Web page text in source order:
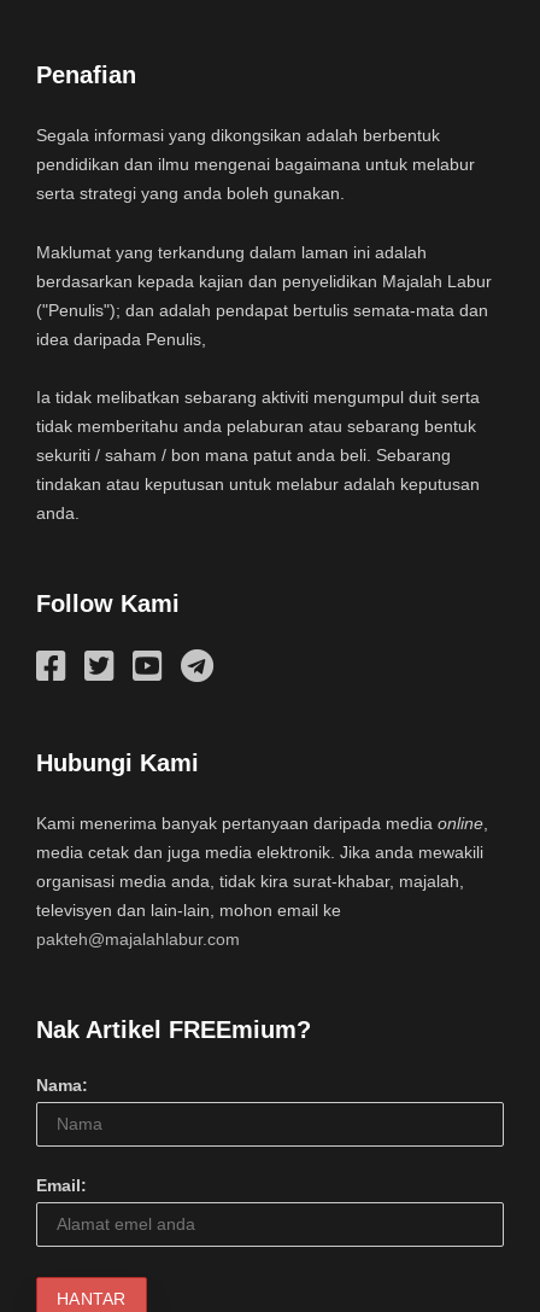
Penafian
Segala informasi yang dikongsikan adalah berbentuk
pendidikan dan ilmu mengenai bagaimana untuk melabur
serta strategi yang anda boleh gunakan.
Maklumat yang terkandung dalam laman ini adalah
berdasarkan kepada kajian dan penyelidikan Majalah Labur
("Penulis"); dan adalah pendapat bertulis semata-mata dan
idea daripada Penulis,
Ia tidak melibatkan sebarang aktiviti mengumpul duit serta
tidak memberitahu anda pelaburan atau sebarang bentuk
sekuriti / saham / bon mana patut anda beli. Sebarang
tindakan atau keputusan untuk melabur adalah keputusan
anda.
Follow Kami
Hubungi Kami
Kami menerima banyak pertanyaan daripada media online
media cetak dan juga media elektronik. Jika anda mewakili
organisasi media anda, tidak kira surat-khabar, majalah,
televisyen dan lain-lain, mohon email ke
pakteh@majalahlabur.com
Nak Artikel FREEmium?
Nama:
Email: